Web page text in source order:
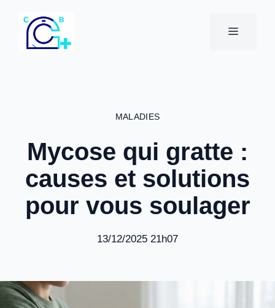
contenu
MENU
MALADIES
Mycose qui gratte :
causes et solutions
pour vous soulager
13/12/2025 21h07